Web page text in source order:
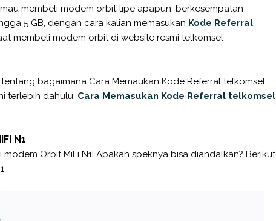
membeli modem orbit tipe apapun, berkesempatan
5 GB, dengan cara kalian memasukan Kode Referral
membeli modem orbit di website resmi telkomsel
bagaimana Cara Memaukan Kode Referral telkomsel
terlebih dahulu: Cara Memasukan Kode Referral telkomsel
N1
Orbit MiFi N1! Apakah speknya bisa diandalkan? Berikut